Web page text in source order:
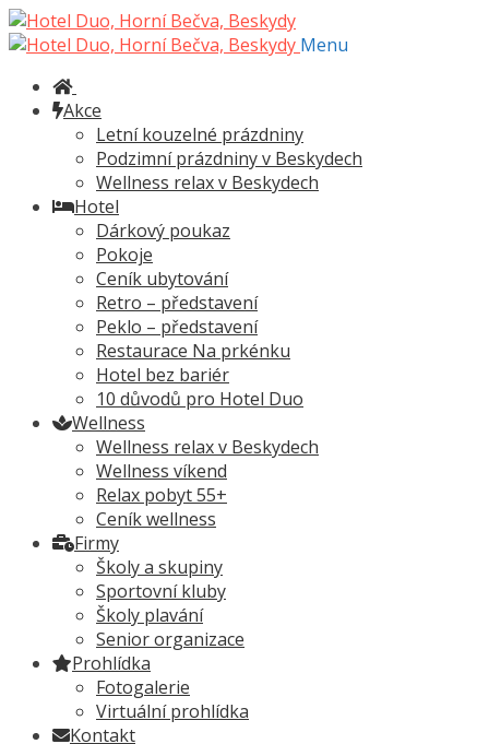
Přeskočit
na
Přejít
k
webu
Menu
Akce
Letní kouzelné prázdniny
Podzimní prázdniny v Beskydech
Wellness relax v Beskydech
Hotel
Dárkový poukaz
Pokoje
Ceník ubytování
Retro – představení
Peklo – představení
Restaurace Na prkénku
Hotel bez bariér
10 důvodů pro Hotel Duo
Wellness
Wellness relax v Beskydech
Wellness víkend
Relax pobyt 55+
Ceník wellness
Firmy
Školy a skupiny
Sportovní kluby
Školy plavání
Senior organizace
Prohlídka
Fotogalerie
Virtuální prohlídka
Kontakt